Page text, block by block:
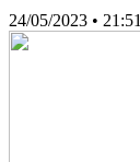
24/05/2023 • 21:51